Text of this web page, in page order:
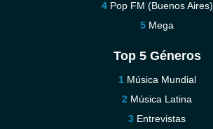
Pop FM (Buenos Aires)
Mega
Top 5 Géneros
Música Mundial
Música Latina
Entrevistas